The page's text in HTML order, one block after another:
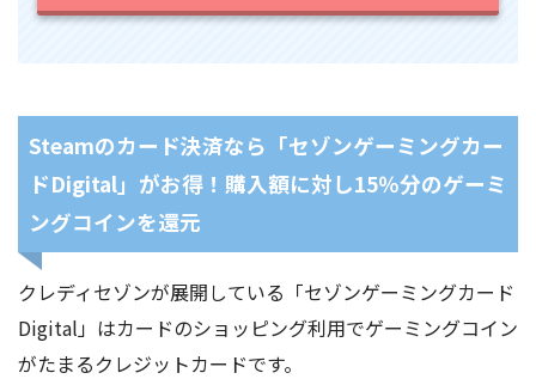
Steamのカード決済なら「セゾンゲーミングカー
ドDigital」がお得！購入額に対し15％分のゲーミ
ングコインを還元
クレディセゾンが展開している「セゾンゲーミングカード
Digital」はカードのショッピング利用でゲーミングコイン
がたまるクレジットカードです。